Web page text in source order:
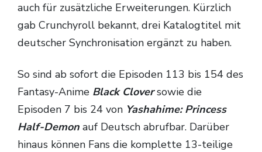
auch für zusätzliche Erweiterungen. Kürzlich
gab Crunchyroll bekannt, drei Katalogtitel mit
deutscher Synchronisation ergänzt zu haben.
So sind ab sofort die Episoden 113 bis 154 des
Fantasy-Anime Black Cloversowie die
Episoden 7 bis 24 von Yashahime: Princess
Half-Demon auf Deutsch abrufbar. Darüber
hinaus können Fans die komplette 13-teilige